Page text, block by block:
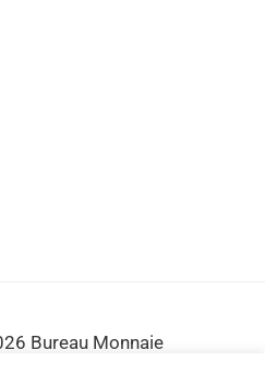
Bureau Monnaie